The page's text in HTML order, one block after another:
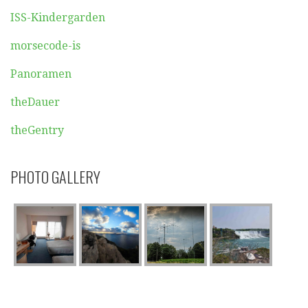
ISS-Kindergarden
morsecode-is
Panoramen
theDauer
theGentry
PHOTO GALLERY